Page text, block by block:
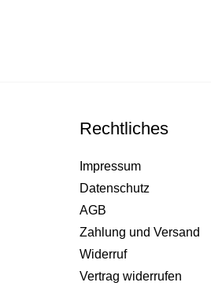
Rechtliches
Impressum
Datenschutz
AGB
Zahlung und Versand
Widerruf
Vertrag widerrufen